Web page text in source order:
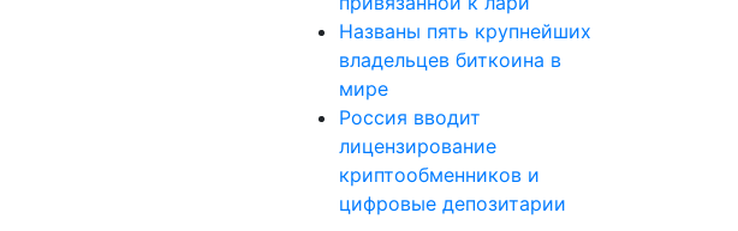
Названы пять крупнейших
владельцев биткоина в
мире
Россия вводит
лицензирование
криптообменников и
цифровые депозитарии